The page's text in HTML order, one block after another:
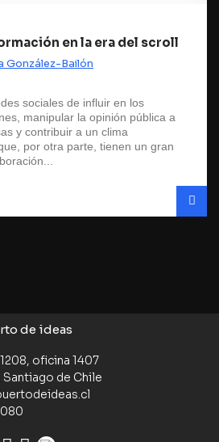
en la era del scroll
González-Bailón
sociales de influir en los
manipular la opinión pública a
y contribuir a un clima
por otra parte, tienen un gran
oficina 1407
de Chile